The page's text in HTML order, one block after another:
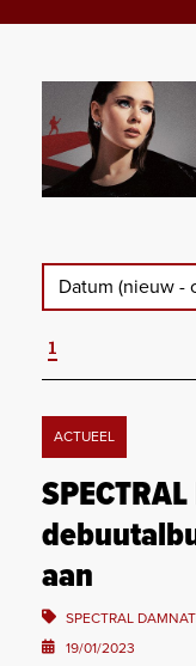
Datum (nieuw -
1
ACTUEEL
aan
SPECTRAL
19/01/2023